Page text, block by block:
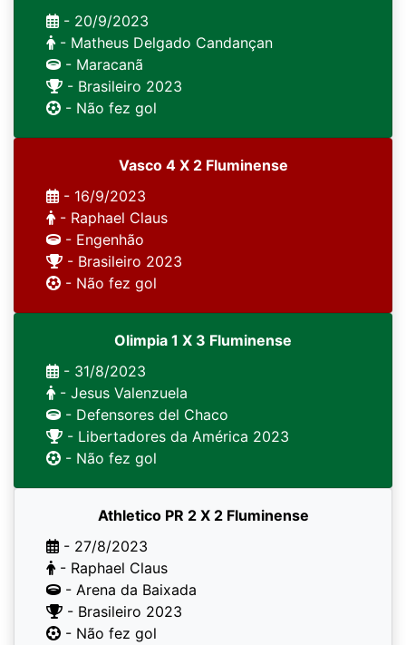
- 20/9/2023
- Matheus Delgado Candançan
- Maracanã
- Brasileiro 2023
- Não fez gol
Vasco 4 X 2 Fluminense
- 16/9/2023
- Raphael Claus
- Engenhão
- Brasileiro 2023
- Não fez gol
Olimpia 1 X 3 Fluminense
- 31/8/2023
- Jesus Valenzuela
- Defensores del Chaco
- Libertadores da América 2023
- Não fez gol
Athletico PR 2 X 2 Fluminense
- 27/8/2023
- Raphael Claus
- Arena da Baixada
- Brasileiro 2023
- Não fez gol